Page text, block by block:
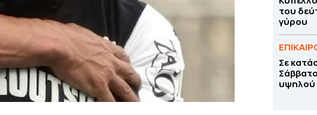
του
γύρου
Σε
υψηλού